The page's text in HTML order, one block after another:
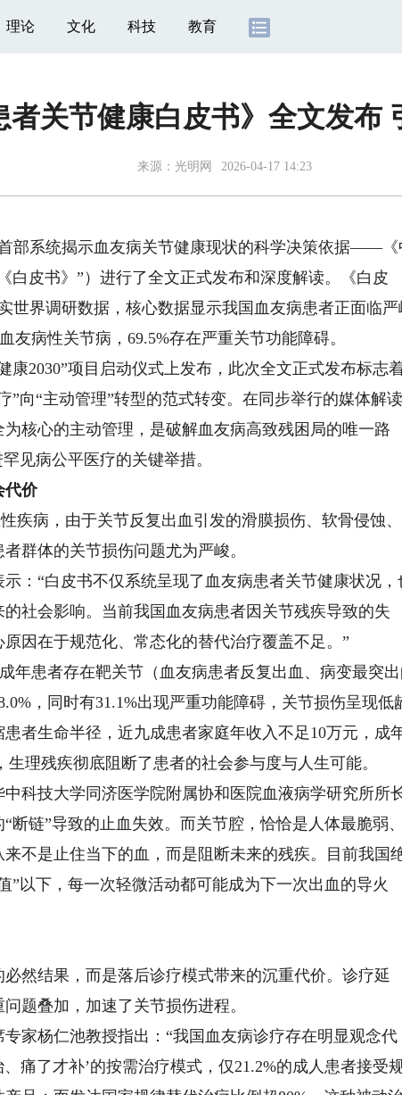
理论 文化 科技 教育
者关节健康白皮书》全文发布
来源： 光明网 2026-04-17 14:23
系统揭示血友病关节健康现状的科学决策依据——《
白皮书》”）进行了全文正式发布和深度解读。《白皮
世界调研数据，核心数据显示我国血友病患者正面临严
友病性关节病，69.5%存在严重关节功能障碍。
2030”项目启动仪式上发布，此次全文正式发布标志
”向“主动管理”转型的范式转变。在同步举行的媒体解
核心的主动管理，是破解血友病高致残困局的唯一路
见病公平医疗的关键举措。
代价
病，由于关节反复出血引发的滑膜损伤、软骨侵蚀
群体的关节损伤问题尤为严峻。
“白皮书不仅系统呈现了血友病患者关节健康状况，
社会影响。当前我国血友病患者因关节残疾导致的失
因在于规范化、常态化的替代治疗覆盖不足。”
患者存在靶关节（血友病患者反复出血、病变最突出
，同时有31.1%出现严重功能障碍，关节损伤呈现低
者生命半径，近九成患者家庭年收入不足10万元，成
理残疾彻底阻断了患者的社会参与度与人生可能。
技大学同济医学院附属协和医院血液病学研究所所
链”导致的止血失效。而关节腔，恰恰是人体最脆弱、
不是止住当下的血，而是阻断未来的残疾。目前我国
”以下，每一次轻微活动都可能成为下一次出血的导火
结果，而是落后诊疗模式带来的沉重代价。诊疗延
题叠加，加速了关节损伤进程。
杨仁池教授指出：“我国血友病诊疗存在明显观念代
痛了才补’的按需治疗模式，仅21.2%的成人患者接受